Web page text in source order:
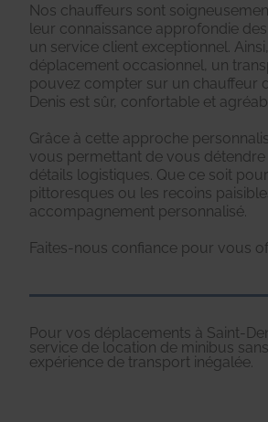
Nos chauffeurs sont
leur connaissance approfondie
un service client exceptionnel.
déplacement occasionnel, un
pouvez compter sur un chauffeur
Denis est sûr, confortable et
Grâce à cette approche
vous permettant de vous
détails logistiques. Que ce soit
pittoresques ou les recoins
accompagnement personnalisé.
Faites-nous confiance pour vous
Pour vos déplacements à Saint-
service de location de minibus
expérience de transport inégalée.